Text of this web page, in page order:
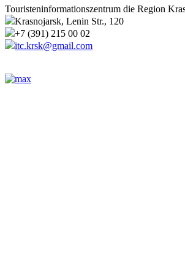
Touristeninformationszentrum die Region
Krasnojarsk, Lenin Str., 120
+7 (391) 215 00 02
itc.krsk@gmail.com